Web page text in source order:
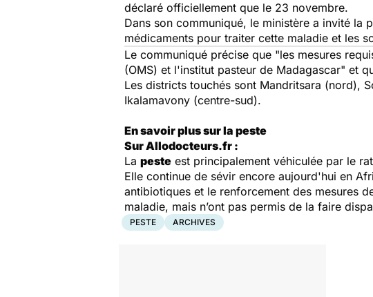
déclaré officiellement que le 23 novembre.
Dans son communiqué, le ministère a invité
médicaments pour traiter cette maladie et les
Le communiqué précise que "les mesures
(OMS) et l'institut pasteur de Madagascar" et
Les districts touchés sont Mandritsara (nord),
Ikalamavony (centre-sud).
En savoir plus sur la peste
Sur Allodocteurs.fr :
La peste est principalement véhiculée par le
Elle continue de sévir encore aujourd'hui en
antibiotiques et le renforcement des mesures
maladie, mais n’ont pas permis de la faire
PESTE ARCHIVES